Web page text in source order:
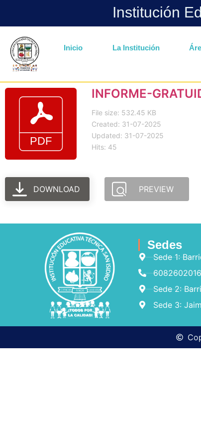
Institución
Inicio La Institución
INFORME-
File size: 532.45 KB
Created: 31-07-2025
Updated: 31-07-2025
Hits: 45
DOWNLOAD PREVIEW
Sedes
Sede 1:
Sede 2:
Sede 3: